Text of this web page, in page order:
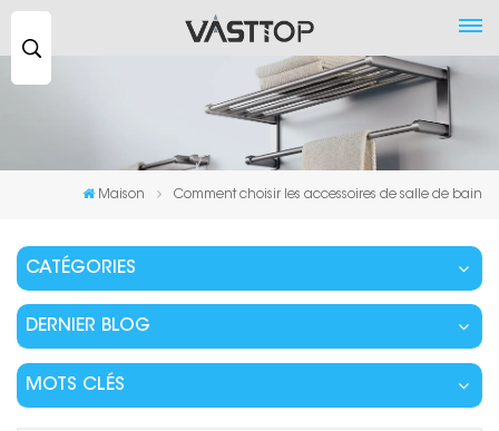
Maison Comment choisir les accessoires de salle de bain
CATÉGORIES
DERNIER BLOG
MOTS CLÉS